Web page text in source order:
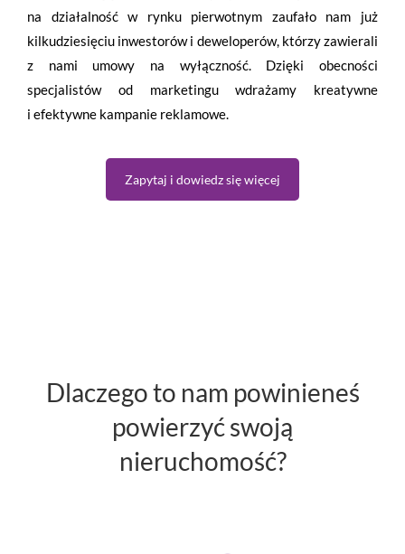
na działalność w rynku pierwotnym zaufało nam już
kilkudziesięciu inwestorów i deweloperów, którzy zawierali
z nami umowy na wyłączność. Dzięki obecności
specjalistów od marketingu wdrażamy kreatywne
i efektywne kampanie reklamowe.
Zapytaj i dowiedz się więcej
Dlaczego to nam powinieneś
powierzyć swoją
nieruchomość?